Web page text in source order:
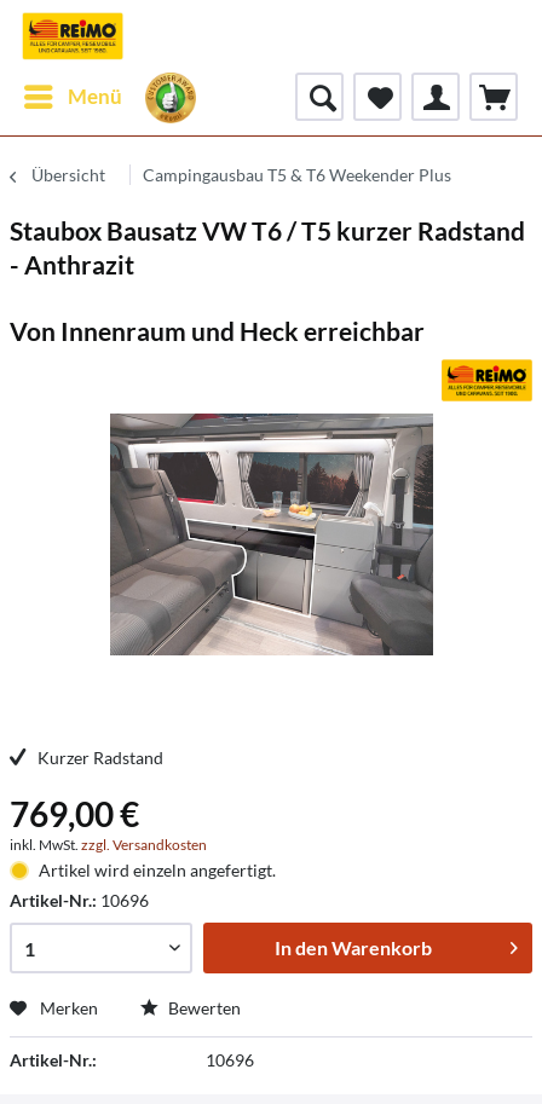
Menü
Übersicht Campingausbau T5 & T6 Weekender Plus
Staubox Bausatz VW T6 / T5 kurzer Radstand
- Anthrazit
Von Innenraum und Heck erreichbar
Kurzer Radstand
769,00 €
inkl. MwSt. zzgl. Versandkosten
Artikel wird einzeln angefertigt.
Artikel-Nr.: 10696
In denWarenkorb
Merken Bewerten
Artikel-Nr.: 10696